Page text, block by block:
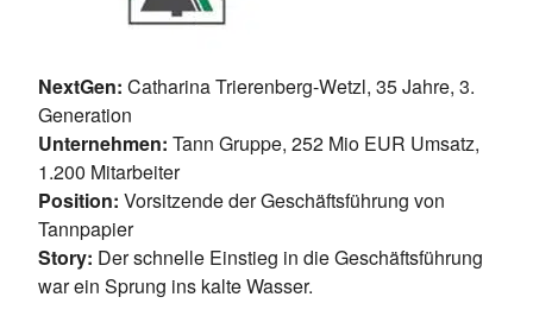
NextGen: Catharina Trierenberg-Wetzl, 35 Jahre, 3.
Generation
Unternehmen: Tann Gruppe, 252 Mio EUR Umsatz,
1.200 Mitarbeiter
Position: Vorsitzende der Geschäftsführung von
Tannpapier
Story: Der schnelle Einstieg in die Geschäftsführung
war ein Sprung ins kalte Wasser.